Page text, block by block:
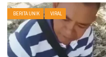
BERITA UNIK VIRAL